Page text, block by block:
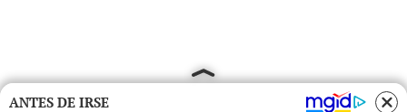
ANTES DE IRSE